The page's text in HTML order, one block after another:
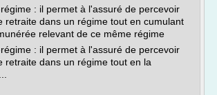
: il permet à l'assuré de percevoir
retraite dans un régime tout en cumulant
relevant de ce même régime
: il permet à l'assuré de percevoir
retraite dans un régime tout en la